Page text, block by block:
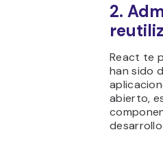
2.
React te
han sido
abierto,